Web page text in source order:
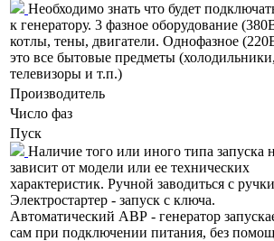
Необходимо знать что будет
к генератору. 3 фазное оборудование
котлы, тены, двигатели. Однофазное
это все бытовые предметы (холодильники,
телевизоры и т.п.)
Производитель
Число фаз
Пуск
Наличие того или иного типа запуска
зависит от модели или ее технических
характеристик. Ручной заводиться с
Электростартер - запуск с ключа.
Автоматический АВР - генератор
сам при подключении питания, без